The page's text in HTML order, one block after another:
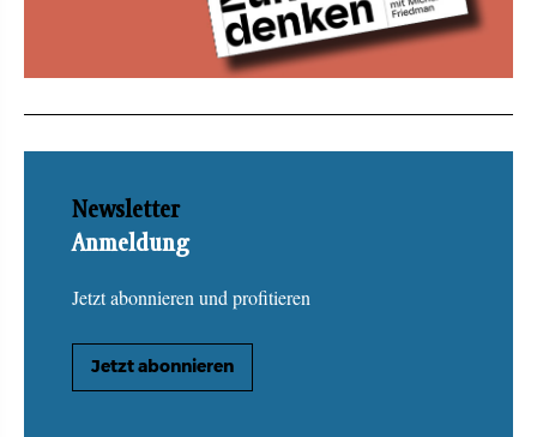
Newsletter
Anmeldung
Jetzt abonnieren und profitieren
Jetzt abonnieren